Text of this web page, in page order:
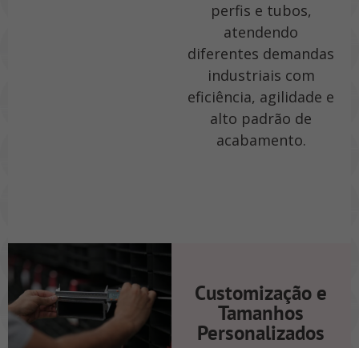
perfis e tubos,
atendendo
diferentes demandas
industriais com
eficiência, agilidade e
alto padrão de
acabamento.
Customização e
Tamanhos
Personalizados